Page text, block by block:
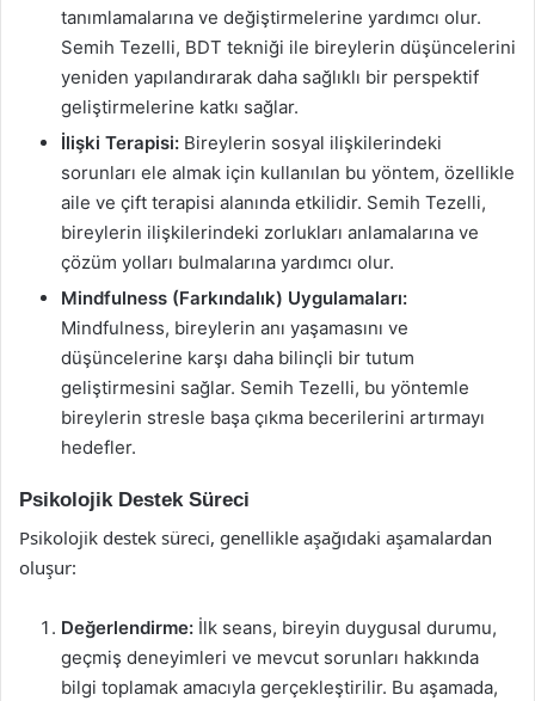
tanımlamalarına ve değiştirmelerine yardımcı olur.
Semih Tezelli, BDT tekniği ile bireylerin düşüncelerini
yeniden yapılandırarak daha sağlıklı bir perspektif
geliştirmelerine katkı sağlar.
İlişki Terapisi: Bireylerin sosyal ilişkilerindeki
sorunları ele almak için kullanılan bu yöntem, özellikle
aile ve çift terapisi alanında etkilidir. Semih Tezelli,
bireylerin ilişkilerindeki zorlukları anlamalarına ve
çözüm yolları bulmalarına yardımcı olur.
Mindfulness (Farkındalık) Uygulamaları:
Mindfulness, bireylerin anı yaşamasını ve
düşüncelerine karşı daha bilinçli bir tutum
geliştirmesini sağlar. Semih Tezelli, bu yöntemle
bireylerin stresle başa çıkma becerilerini artırmayı
hedefler.
Psikolojik Destek Süreci
Psikolojik destek süreci, genellikle aşağıdaki aşamalardan
oluşur:
Değerlendirme: İlk seans, bireyin duygusal durumu,
geçmiş deneyimleri ve mevcut sorunları hakkında
bilgi toplamak amacıyla gerçekleştirilir. Bu aşamada,